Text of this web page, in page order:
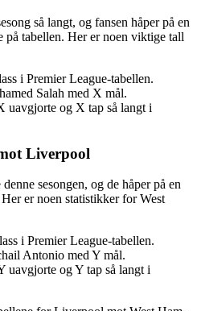
så langt, og fansen håper på en
på tabellen. Her er noen viktige tall
i Premier League-tabellen.
Salah med X mål.
uavgjorte og X tap så langt i
Liverpool
sesongen, og de håper på en
er noen statistikker for West
i Premier League-tabellen.
Antonio med Y mål.
uavgjorte og Y tap så langt i